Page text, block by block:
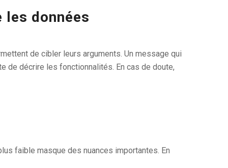
données
de cibler leurs arguments. Un message qui
de décrire les fonctionnalités. En cas de doute,
faible masque des nuances importantes. En